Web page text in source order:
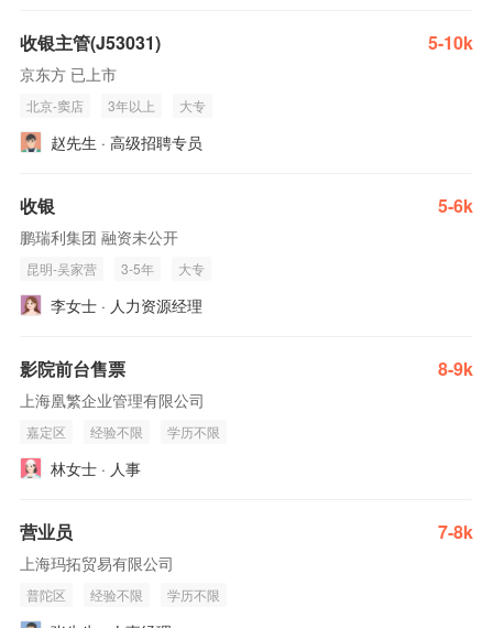
收银主管(J53031) 5-10k
京东方 已上市
北京-窦店 3年以上 大专
赵先生 · 高级招聘专员
收银 5-6k
鹏瑞利集团 融资未公开
昆明-吴家营 3-5年 大专
李女士 · 人力资源经理
影院前台售票 8-9k
上海凰繁企业管理有限公司
嘉定区 经验不限 学历不限
林女士 · 人事
营业员 7-8k
上海玛拓贸易有限公司
普陀区 经验不限 学历不限